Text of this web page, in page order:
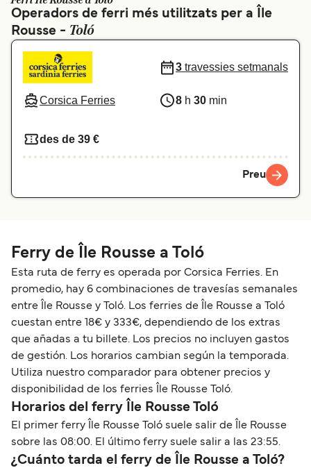
Schweiz (DE) Norge
المغرب Maroc (FR)
Operadors de ferri més utilitzats per a Île
Rousse - Toló
Corsica Ferries
3 travessies setmanals
8 h 30 min
des de 39 €
Preu
Ferry de Île Rousse a Toló
Esta ruta de ferry es operada por Corsica Ferries. En
promedio, hay 6 combinaciones de travesías semanales
entre Île Rousse y Toló. Los ferries de Île Rousse a Toló
cuestan entre 18€ y 333€, dependiendo de los extras
que añadas a tu billete. Los precios no incluyen gastos
de gestión. Los horarios cambian según la temporada.
Utiliza nuestro comparador para obtener precios y
disponibilidad de los ferries Île Rousse Toló.
Horarios del ferry Île Rousse Toló
El primer ferry Île Rousse Toló suele salir de Île Rousse
sobre las 08:00. El último ferry suele salir a las 23:55.
¿Cuánto tarda el ferry de Île Rousse a Toló?